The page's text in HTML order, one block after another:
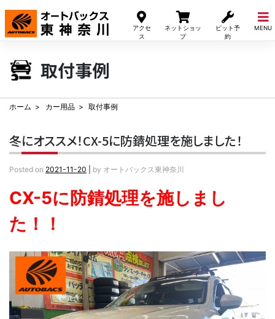
アクセ
ス
ネットショッ
プ
ピット予
約
MENU
Skip
content
取付事例
ホーム カー用品 取付事例
冬にオススメ！CX-5に防錆処理を施しました！
Posted on 2021-11-20 by オートバックス東神奈川
CX-5に防錆処理を施しまし
た！！